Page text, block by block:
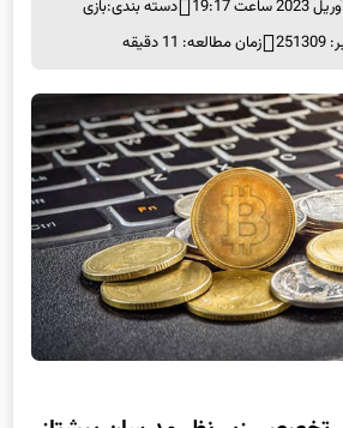
زمان مطالعه: 11 دقیقه